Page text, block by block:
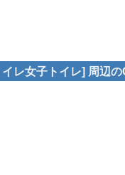
レ女子トイレ] 周辺